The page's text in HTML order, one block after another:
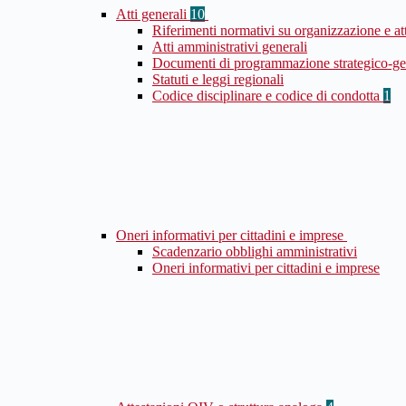
Atti generali 10
Riferimenti normativi su organizzazione e
Atti amministrativi generali
Documenti di programmazione strategico-
Statuti e leggi regionali
Codice disciplinare e codice di condotta 1
Oneri informativi per cittadini e imprese
Scadenzario obblighi amministrativi
Oneri informativi per cittadini e imprese